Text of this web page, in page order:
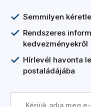
Semmilyen
Rendszeres
kedvezményekről
Hírlevél havonta
postaládájába